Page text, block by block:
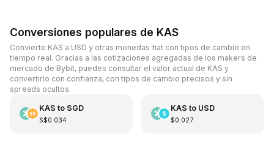
Conversiones populares de KAS
Convierte KAS a USD y otras monedas fiat con tipos de cambio en
tiempo real. Gracias a las cotizaciones agregadas de los makers de
mercado de Bybit, puedes consultar el valor actual de KAS y
convertirlo con confianza, con tipos de cambio precisos y sin
spreads ocultos.
KAS to SGD
S$0.034
KAS to USD
$0.027